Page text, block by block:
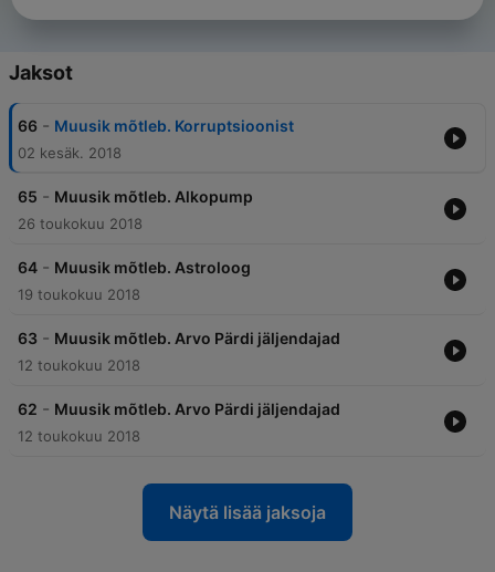
Jaksot
66 - Muusik mõtleb. Korruptsioonist
02 kesäk. 2018
65 - Muusik mõtleb. Alkopump
26 toukokuu 2018
64 - Muusik mõtleb. Astroloog
19 toukokuu 2018
63 - Muusik mõtleb. Arvo Pärdi jäljendajad
12 toukokuu 2018
62 - Muusik mõtleb. Arvo Pärdi jäljendajad
12 toukokuu 2018
Näytä lisää jaksoja